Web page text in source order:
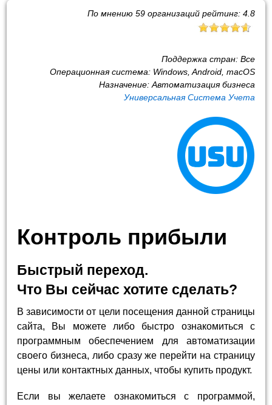
По мнению 59организаций рейтинг: 4.8
Поддержка стран: Все
Операционная система: Windows, Android, macOS
Назначение: Автоматизация бизнеса
Универсальная Система Учета
Контроль прибыли
Быстрый переход.
Что Вы сейчас хотите сделать?
В зависимости от цели посещения данной страницы
сайта, Вы можете либо быстро ознакомиться с
программным обеспечением для автоматизации
своего бизнеса, либо сразу же перейти на страницу
цены или контактных данных, чтобы купить продукт.
Если вы желаете ознакомиться с программой,